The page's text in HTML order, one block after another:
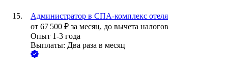
Администратор в СПА-комплекс отеля
от 67 500 ₽ за месяц, до вычета налогов
Опыт 1-3 года
Выплаты: Два раза в месяц